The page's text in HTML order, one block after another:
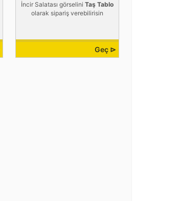
İncir Salatası görseliniTaş Tablo
olarak sipariş verebilirisin
Geç ⊳